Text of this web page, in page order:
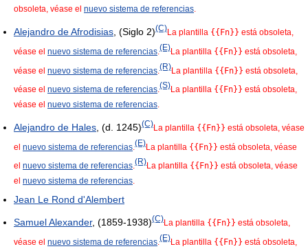
obsoleta, véase el nuevo sistema de referencias.
Alejandro de Afrodisias , (Siglo 2)(C)La plantilla {{Fn}} está obsoleta,
véase el nuevo sistema de referencias (E)La plantilla {{Fn}} está obsoleta,
véase el nuevo sistema de referencias (R)La plantilla {{Fn}} está obsoleta,
véase el nuevo sistema de referencias.(S)La plantilla {{Fn}} está obsoleta,
véase el nuevo sistema de referencias.
Alejandro de Hales , (d. 1245)(C)La plantilla {{Fn}} está obsoleta, véase
el nuevo sistema de referencias (E)La plantilla {{Fn}} está obsoleta, véase
el nuevo sistema de referencias.(R)La plantilla {{Fn}} está obsoleta, véase
el nuevo sistema de referencias.
Jean Le Rond d'Alembert
Samuel Alexander, (1859-1938)(C)La plantilla {{Fn}} está obsoleta,
véase el nuevo sistema de referencias (E)La plantilla {{Fn}} está obsoleta,